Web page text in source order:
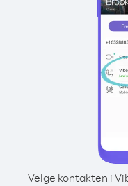
Velge kontakten i